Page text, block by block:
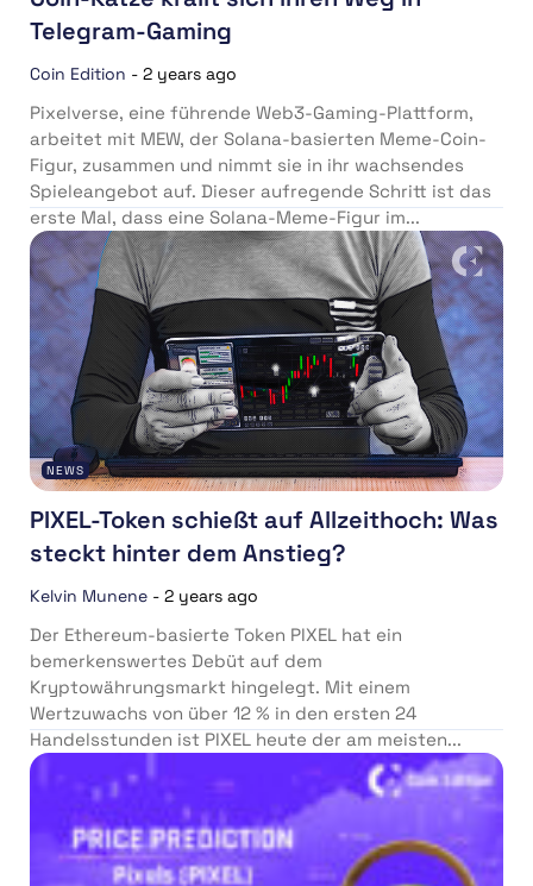
Telegram-Gaming
Coin Edition - 2 years ago
Pixelverse, eine führende Web3-Gaming-Plattform,
arbeitet mit MEW, der Solana-basierten Meme-Coin-
Figur, zusammen und nimmt sie in ihr wachsendes
Spieleangebot auf. Dieser aufregende Schritt ist das
erste Mal, dass eine Solana-Meme-Figur im...
NEWS
PIXEL-Token schießt auf Allzeithoch: Was
steckt hinter dem Anstieg?
Kelvin Munene - 2 years ago
Der Ethereum-basierte Token PIXEL hat ein
bemerkenswertes Debüt auf dem
Kryptowährungsmarkt hingelegt. Mit einem
Wertzuwachs von über 12 % in den ersten 24
Handelsstunden ist PIXEL heute der am meisten...